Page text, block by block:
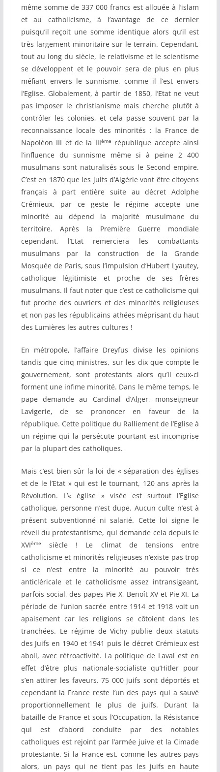
même somme de 337 000 francs est allouée à l’islam
et au catholicisme, à l’avantage de ce dernier
puisqu’il reçoit une somme identique alors qu’il est
très largement minoritaire sur le terrain. Cependant,
tout au long du siècle, le relativisme et le scientisme
se développent et le pouvoir sera de plus en plus
méfiant envers le sunnisme, comme il l’est envers
l’Eglise. Globalement, à partir de 1850, l’Etat ne veut
pas imposer le christianisme mais cherche plutôt à
contrôler les colonies, et cela passe souvent par la
reconnaissance locale des minorités : la France de
Napoléon III et de la IIIème république accepte ainsi
l’influence du sunnisme même si à peine 2 400
musulmans sont naturalisés sous le Second empire.
C’est en 1870 que les juifs d’Algérie vont être citoyens
français à part entière suite au décret Adolphe
Crémieux, par ce geste le régime accepte une
minorité au dépend la majorité musulmane du
territoire. Après la Première Guerre mondiale
cependant, l’Etat remerciera les combattants
musulmans par la construction de la Grande
Mosquée de Paris, sous l’impulsion d’Hubert Lyautey,
catholique légitimiste et proche de ses frères
musulmans. Il faut noter que c’est ce catholicisme qui
fut proche des ouvriers et des minorités religieuses
et non pas les républicains athées méprisant du haut
des Lumières les autres cultures !
En métropole, l’affaire Dreyfus divise les opinions
tandis que cinq ministres, sur les dix que compte le
gouvernement, sont protestants alors qu’il ceux-ci
forment une infime minorité. Dans le même temps, le
pape demande au Cardinal d’Alger, monseigneur
Lavigerie, de se prononcer en faveur de la
république. Cette politique du Ralliement de l’Eglise à
un régime qui la persécute pourtant est incomprise
par la plupart des catholiques.
Mais c’est bien sûr la loi de « séparation des églises
et de le l’Etat » qui est le tournant, 120 ans après la
Révolution. L’« église » visée est surtout l’Eglise
catholique, personne n’est dupe. Aucun culte n’est à
présent subventionné ni salarié. Cette loi signe le
réveil du protestantisme, qui demande cela depuis le
XVIème
siècle ! Le climat de tensions entre
catholicisme et minorités religieuses n’existe pas trop
si ce n’est entre la minorité au pouvoir très
anticléricale et le catholicisme assez intransigeant,
parfois social, des papes Pie X, Benoît XV et Pie XI. La
période de l’union sacrée entre 1914 et 1918 voit un
apaisement car les religions se côtoient dans les
tranchées. Le régime de Vichy publie deux statuts
des Juifs en 1940 et 1941 puis le décret Crémieux est
aboli, avec rétroactivité. La politique de Laval est en
effet d’être plus nationale-socialiste qu’Hitler pour
s’en attirer les faveurs. 75 000 juifs sont déportés et
cependant la France reste l’un des pays qui a sauvé
proportionnellement le plus de juifs. Durant la
bataille de France et sous l’Occupation, la Résistance
qui est d’abord conduite par des notables
catholiques est rejoint par l’armée juive et la Cimade
protestante. Si la France est, comme les autres pays
alors, un pays qui ne tient pas les juifs en haute